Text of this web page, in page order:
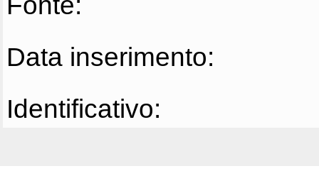
Data inserimento:
Identificativo: